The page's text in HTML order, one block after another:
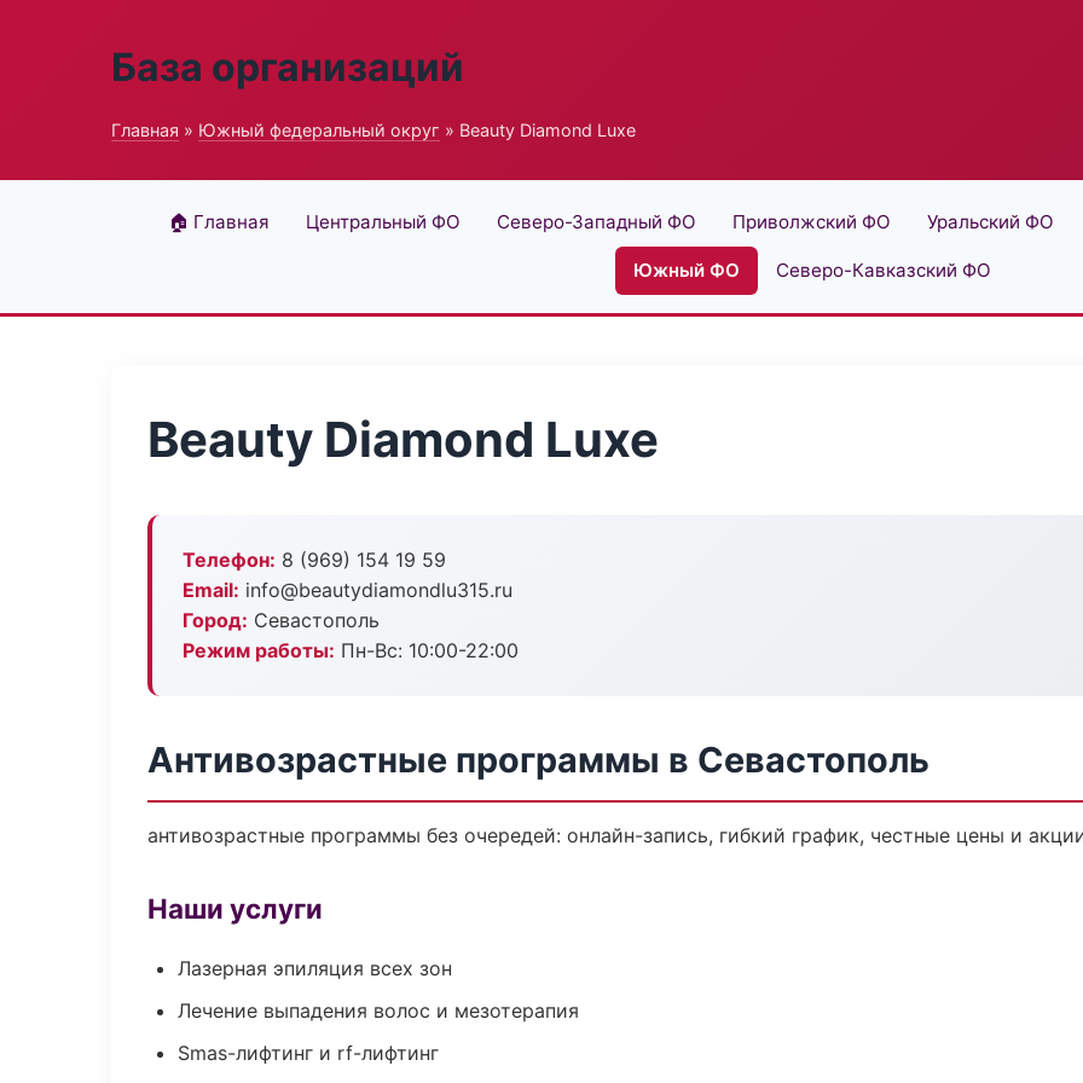
База организаций
Главная » Южный федеральный округ » Beauty Diamond Luxe
🏠 Главная Центральный ФО Северо-Западный ФО Приволжский ФО Уральский ФО
Южный ФО Северо-Кавказский ФО
Beauty Diamond Luxe
Телефон: 8 (969) 154 19 59
Email: info@beautydiamondlu315.ru
Город: Севастополь
Режим работы: Пн-Вс: 10:00-22:00
Антивозрастные программы в Севастополь
антивозрастные программы без очередей: онлайн-запись, гибкий график, честные цены и
Наши услуги
Лазерная эпиляция всех зон
Лечение выпадения волос и мезотерапия
Smas-лифтинг и rf-лифтинг